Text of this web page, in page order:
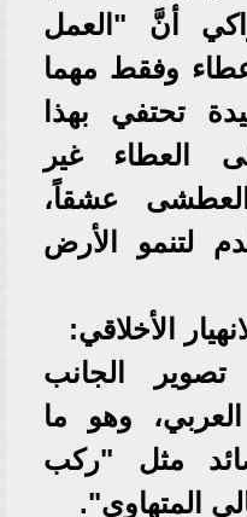
أنَّ "العمل
وفقط مهما
تحتفي بهذا
العطاء غير
عشقاً،
لتنمو الأرض
الجانب
وهو ما
مثل "ركب
المتهاوي".